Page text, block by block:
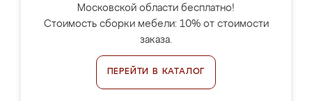
Московской области бесплатно!
Стоимость сборки мебели: 10% от стоимости
заказа.
ПЕРЕЙТИ В КАТАЛОГ